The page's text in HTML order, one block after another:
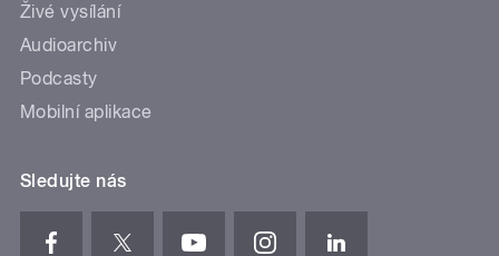
Živé vysílání
Audioarchiv
Podcasty
Mobilní aplikace
Sledujte nás